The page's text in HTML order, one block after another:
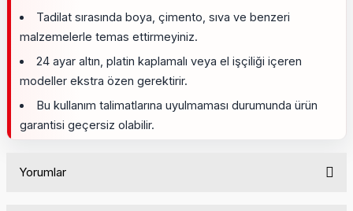
Tadilat sırasında boya, çimento, sıva ve benzeri
malzemelerle temas ettirmeyiniz.
24 ayar altın, platin kaplamalı veya el işçiliği içeren
modeller ekstra özen gerektirir.
Bu kullanım talimatlarına uyulmaması durumunda ürün
garantisi geçersiz olabilir.
Yorumlar